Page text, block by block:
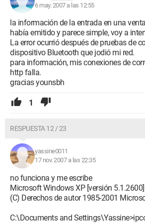
6 may. 2007 a las 12:55
la información de la entrada en una
había emitido y parece simple, voy a
La error ocurrió después de pruebas de
dispositivo Bluetooth que jodió mi red.
para información, mis conexiones de
http falla.
gracias younsbh
1
RESPUESTA 12 / 23
yassine0011
17 nov. 2007 a las 22:35
no funciona y me escribe
Microsoft Windows XP [versión 5.1.2600]
(C) Derechos de autor 1985-2001
C:\Documents and